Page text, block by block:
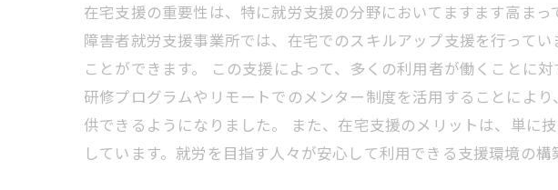
在宅支援の重要性は、特に就労支援の分野においてますます高ま
障害者就労支援事業所では、在宅でのスキルアップ支援を行って
ことができます。 この支援によって、多くの利用者が働くことに
研修プログラムやリモートでのメンター制度を活用することによ
供できるようになりました。 また、在宅支援のメリットは、単に
しています。就労を目指す人々が安心して利用できる支援環境の